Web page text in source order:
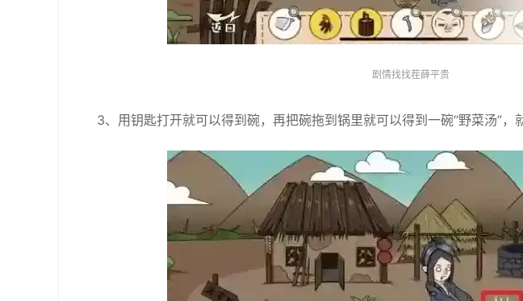
剧情找找茬薛平贵
3、用钥匙打开就可以得到碗，再把碗拖到锅里就可以得到一碗“野菜汤”，